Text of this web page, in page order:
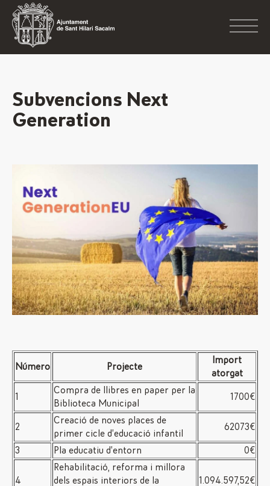
Subvencions Next
Generation
Número Projecte
Import
atorgat
1
Compra de llibres en paper per la
Biblioteca Municipal
1700€
2
Creació de noves places de
primer cicle d’educació infantil
62073€
3 Pla educatiu d’entorn 0€
4
Rehabilitació, reforma i millora
dels espais interiors de la
1.094.597,52€